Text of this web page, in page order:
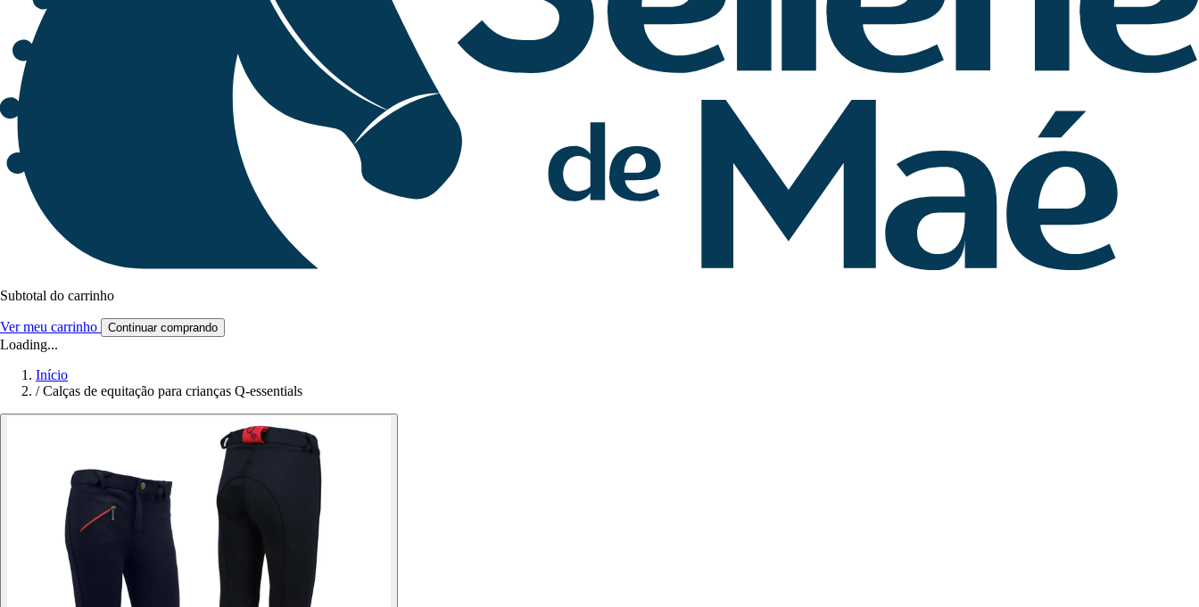
Subtotal do carrinho
Ver meu carrinho Continuar comprando
Loading...
Início
/ Calças de equitação para crianças Q-essentials